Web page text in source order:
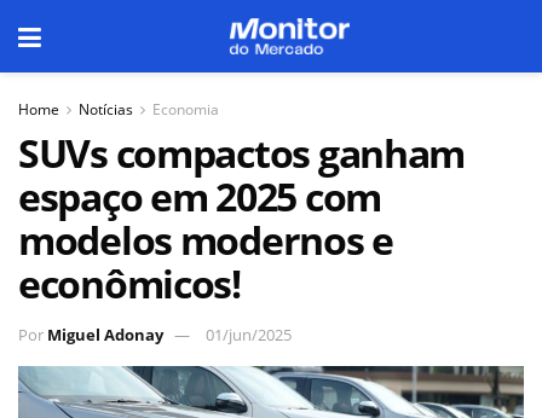
Home Notícias Economia
SUVs compactos ganham
espaço em 2025 com
modelos modernos e
econômicos!
Por Miguel Adonay 01/jun/2025